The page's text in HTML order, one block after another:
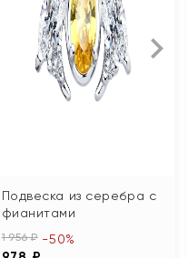
Подвеска из серебра с
фианитами
1 956 ₽ -50%